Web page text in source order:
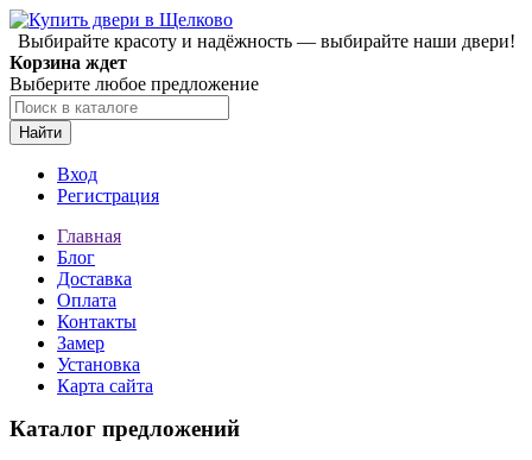
Выбирайте красоту и надёжность — выбирайте наши двери!
Корзина ждет
Выберите любое предложение
Найти
Вход
Регистрация
Главная
Блог
Доставка
Оплата
Контакты
Замер
Установка
Карта сайта
Каталог предложений